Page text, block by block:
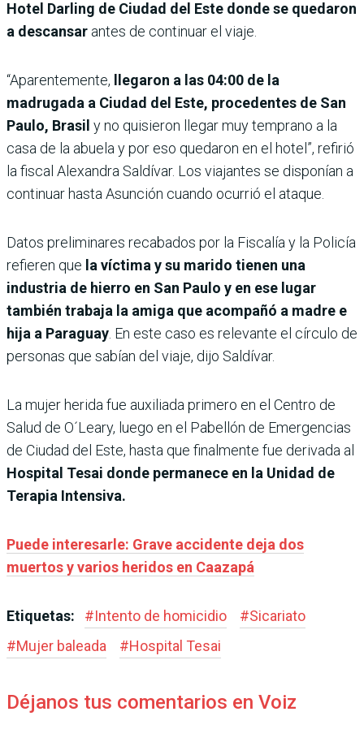
Hotel Darling de Ciudad del Este donde se quedaron
a descansar antes de continuar el viaje.
“Aparentemente,
llegaron a las 04:00 de la
madrugada a Ciudad del Este, procedentes de San
Paulo, Brasil y no quisieron llegar muy temprano a la
casa de la abuela y por eso quedaron en el hotel”, refirió
la fiscal Alexandra Saldívar. Los viajantes se disponían a
continuar hasta Asunción cuando ocurrió el ataque.
Datos preliminares recabados por la Fiscalía y la Policía
refieren que la víctima y su marido tienen una
industria de hierro en San Paulo y en ese lugar
también trabaja la amiga que acompañó a madre e
hija a Paraguay . En este caso es relevante el círculo de
personas que sabían del viaje, dijo Saldívar.
La mujer herida fue auxiliada primero en el Centro de
Salud de O´Leary, luego en el Pabellón de Emergencias
de Ciudad del Este, hasta que finalmente fue derivada al
Hospital Tesai donde permanece en la Unidad de
Terapia Intensiva.
Puede interesarle: Grave accidente deja dos
muertos y varios heridos en Caazapá
Etiquetas: #Intento de homicidio #Sicariato
#Mujer baleada #Hospital Tesai
Déjanos tus comentarios en Voiz